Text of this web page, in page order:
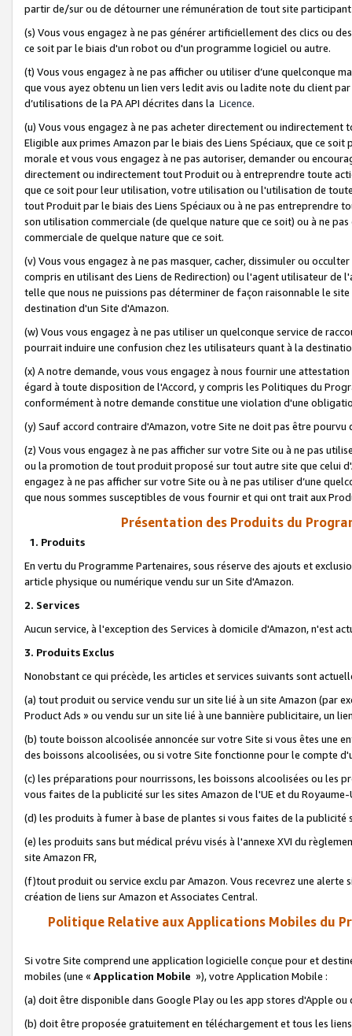
partir de/sur ou de détourner une rémunération de tout site
(s) Vous vous engagez à ne pas générer artificiellement des clics ou
ce soit par le biais d'un robot ou d'un programme logiciel ou autre.
(t) Vous vous engagez à ne pas afficher ou utiliser d’une quelconque
que vous ayez obtenu un lien vers ledit avis ou ladite note du client
d’utilisations de la PA API décrites dans la Licence.
(u) Vous vous engagez à ne pas acheter directement ou
Eligible aux primes Amazon par le biais des Liens Spéciaux, que ce
morale et vous vous engagez à ne pas autoriser, demander ou
directement ou indirectement tout Produit ou à entreprendre toute
que ce soit pour leur utilisation, votre utilisation ou l'utilisation de
tout Produit par le biais des Liens Spéciaux ou à ne pas entreprendre
son utilisation commerciale (de quelque nature que ce soit) ou à ne
commerciale de quelque nature que ce soit.
(v) Vous vous engagez à ne pas masquer, cacher, dissimuler ou
compris en utilisant des Liens de Redirection) ou l'agent utilisateur
telle que nous ne puissions pas déterminer de façon raisonnable le
destination d'un Site d'Amazon.
(w) Vous vous engagez à ne pas utiliser un quelconque service de
pourrait induire une confusion chez les utilisateurs quant à la
(x) A notre demande, vous vous engagez à nous fournir une
égard à toute disposition de l'Accord, y compris les Politiques du
conformément à notre demande constitue une violation d'une
(y) Sauf accord contraire d'Amazon, votre Site ne doit pas être
(z) Vous vous engagez à ne pas afficher sur votre Site ou à ne pas
ou la promotion de tout produit proposé sur tout autre site que celui
engagez à ne pas afficher sur votre Site ou à ne pas utiliser d’une
que nous sommes susceptibles de vous fournir et qui ont trait aux
Présentation des Produits du
1. Produits
En vertu du Programme Partenaires, sous réserve des ajouts et
article physique ou numérique vendu sur un Site d'Amazon.
2. Services
Aucun service, à l'exception des Services à domicile d'Amazon, n'est
3. Produits Exclus
Nonobstant ce qui précède, les articles et services suivants sont
(a) tout produit ou service vendu sur un site lié à un site Amazon (par
Product Ads » ou vendu sur un site lié à une bannière publicitaire, un
(b) toute boisson alcoolisée annoncée sur votre Site si vous êtes une
des boissons alcoolisées, ou si votre Site fonctionne pour le compte
(c) les préparations pour nourrissons, les boissons alcoolisées ou les
vous faites de la publicité sur les sites Amazon de l'UE et du Royaume-
(d) les produits à fumer à base de plantes si vous faites de la publicité
(e) les produits sans but médical prévu visés à l'annexe XVI du
site Amazon FR,
(f)tout produit ou service exclu par Amazon. Vous recevrez une alerte
création de liens sur Amazon et Associates Central.
Politique Relative aux Applications Mobiles du
Si votre Site comprend une application logicielle conçue pour et
mobiles (une « Application Mobile »), votre Application Mobile :
(a) doit être disponible dans Google Play ou les app stores d'Apple ou
(b) doit être proposée gratuitement en téléchargement et tous les